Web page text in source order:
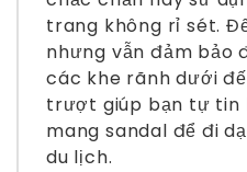
trang không rỉ sét.
nhưng vẫn đảm bảo
các khe rãnh dưới
trượt giúp bạn tự tin
mang sandal để đi
du lịch.